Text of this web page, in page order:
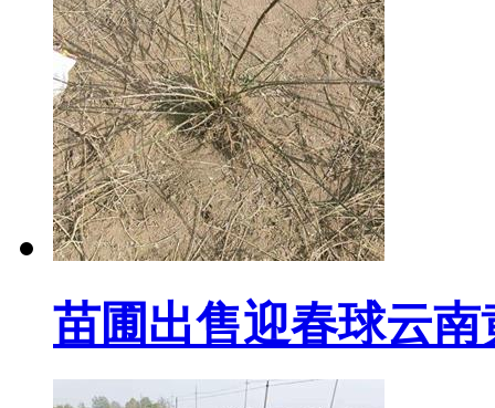
苗圃出售迎春球云